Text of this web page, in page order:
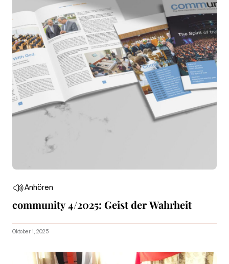
Anhören
community 4/2025: Geist der Wahrheit
Oktober 1, 2025